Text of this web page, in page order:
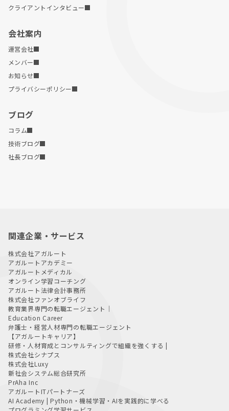
クライアントインタビュー
会社案内
運営会社
メンバー
お知らせ
プライバシーポリシー
ブログ
コラム
技術ブログ
社長ブログ
関連企業・サービス
株式会社アガルート
アガルートアカデミー
アガルートメディカル
オンライン学習コーチング
アガルート法律会計事務所
株式会社ファンオブライフ
教育業界専門の転職エージェント｜
Education Career
弁護士・経営人材専門の転職エージェント
【アガルートキャリア】
研修・人材育成とコンサルティングで組織を強くする |
株式会社シナプス
株式会社Luxy
新社会システム総合研究所
PrAha Inc
アガルートITパートナーズ
AI Academy | Python・機械学習・AIを実践的に学べる